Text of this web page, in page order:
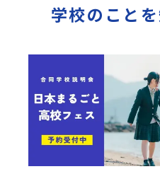
学校のこと